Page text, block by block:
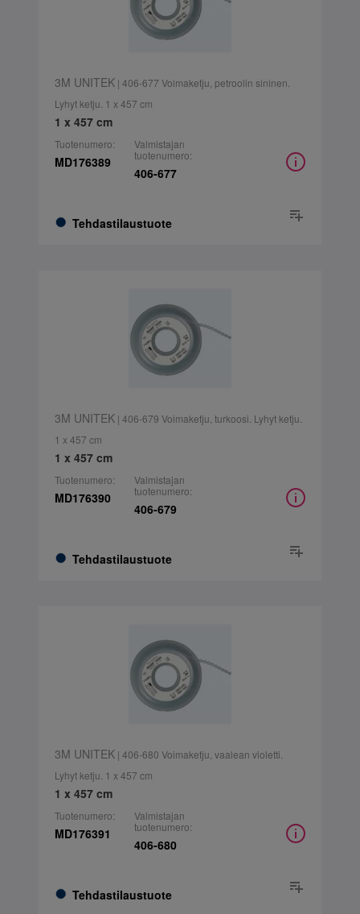
3M UNITEK| 406-677 Voimaketju, petroolin sininen.
Lyhyt ketju. 1 x 457 cm
1 x 457 cm
Tuotenumero:
MD176389
Tehdastilaustuote
Valmistajan
tuotenumero:
406-677
3M UNITEK| 406-679 Voimaketju, turkoosi. Lyhyt ketju.
1 x 457 cm
1 x 457 cm
Tuotenumero:
MD176390
Tehdastilaustuote
Valmistajan
tuotenumero:
406-679
3M UNITEK| 406-680 Voimaketju, vaalean violetti.
Lyhyt ketju. 1 x 457 cm
1 x 457 cm
Tuotenumero:
MD176391
Tehdastilaustuote
Valmistajan
tuotenumero:
406-680